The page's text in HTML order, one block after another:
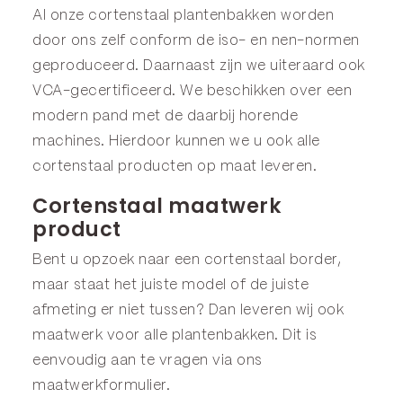
Al onze cortenstaal plantenbakken worden
door ons zelf conform de iso- en nen-normen
geproduceerd. Daarnaast zijn we uiteraard ook
VCA-gecertificeerd. We beschikken over een
modern pand met de daarbij horende
machines. Hierdoor kunnen we u ook alle
cortenstaal producten op maat leveren.
Cortenstaal maatwerk
product
Bent u opzoek naar een cortenstaal border,
maar staat het juiste model of de juiste
afmeting er niet tussen? Dan leveren wij ook
maatwerk voor alle plantenbakken. Dit is
eenvoudig aan te vragen via ons
maatwerkformulier.